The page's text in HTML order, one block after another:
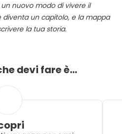
nuovo modo di vivere il
diventa un capitolo, e la mappa
la tua storia.
devi fare è…